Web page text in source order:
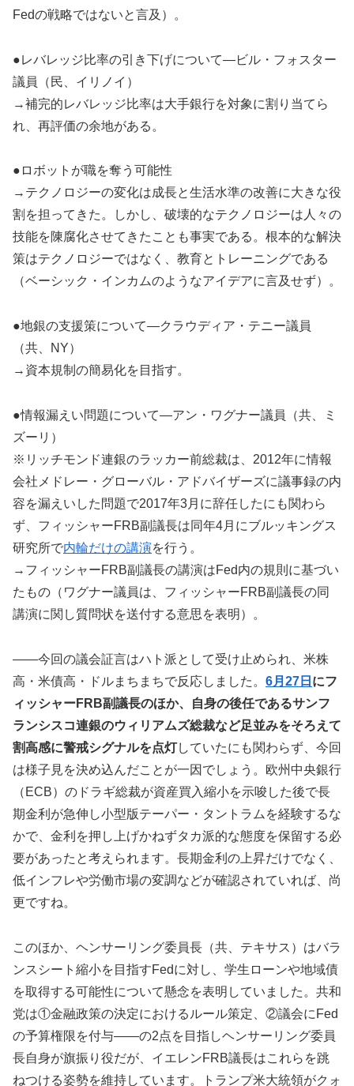
Fedの戦略ではないと言及）。
●レバレッジ比率の引き下げについて―ビル・フォスター
議員（民、イリノイ）
→補完的レバレッジ比率は大手銀行を対象に割り当てら
れ、再評価の余地がある。
●ロボットが職を奪う可能性
→テクノロジーの変化は成長と生活水準の改善に大きな役
割を担ってきた。しかし、破壊的なテクノロジーは人々の
技能を陳腐化させてきたことも事実である。根本的な解決
策はテクノロジーではなく、教育とトレーニングである
（ベーシック・インカムのようなアイデアに言及せず）。
●地銀の支援策について―クラウディア・テニー議員
（共、NY）
→資本規制の簡易化を目指す。
●情報漏えい問題について―アン・ワグナー議員（共、ミ
ズーリ）
※リッチモンド連銀のラッカー前総裁は、2012年に情報
会社メドレー・グローバル・アドバイザーズに議事録の内
容を漏えいした問題で2017年3月に辞任したにも関わら
ず、フィッシャーFRB副議長は同年4月にブルッキングス
研究所で内輪だけの講演を行う。
→フィッシャーFRB副議長の講演はFed内の規則に基づい
たもの（ワグナー議員は、フィッシャーFRB副議長の同
講演に関し質問状を送付する意思を表明）。
――今回の議会証言はハト派として受け止められ、米株
高・米債高・ドルまちまちで反応しました。 6月27日 にフ
ィッシャーFRB副議長のほか、自身の後任であるサンフ
ランシスコ連銀のウィリアムズ総裁など足並みをそろえて
割高感に警戒シグナルを点灯していたにも関わらず、今回
は様子見を決め込んだことが一因でしょう。欧州中央銀行
（ECB）のドラギ総裁が資産買入縮小を示唆した後で長
期金利が急伸し小型版テーパー・タントラムを経験するな
かで、金利を押し上げかねずタカ派的な態度を保留する必
要があったと考えられます。長期金利の上昇だけでなく、
低インフレや労働市場の変調などが確認されていれば、尚
更ですね。
このほか、ヘンサーリング委員長（共、テキサス）はバラ
ンスシート縮小を目指すFedに対し、学生ローンや地域債
を取得する可能性について懸念を表明していました。共和
党は①金融政策の決定におけるルール策定、②議会にFed
の予算権限を付与――の2点を目指しヘンサーリング委員
長自身が旗振り役だが、イエレンFRB議長はこれらを跳
ねつける姿勢を維持しています。トランプ米大統領がクォ